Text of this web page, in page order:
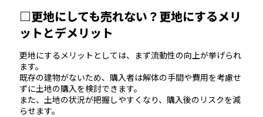
□更地にしても売れない？更地にするメリ
ットとデメリット
更地にするメリットとしては、まず流動性の向上が挙げられ
ます。
既存の建物がないため、購入者は解体の手間や費用を考慮せ
ずに土地の購入を検討できます。
また、土地の状況が把握しやすくなり、購入後のリスクを減
らせます。